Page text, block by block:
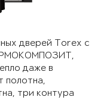
дверей Torex с
даже в
полотна,
три контура